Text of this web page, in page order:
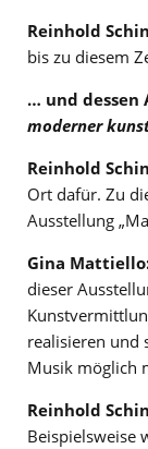
Reinhold
bis zu diesem
… und dessen
moderner
Reinhold
Ort dafür. Zu
Ausstellung
Gina
dieser
realisieren und
Musik möglich
Reinhold
Beispielsweise